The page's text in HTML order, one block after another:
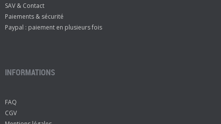
SAV & Contact
Paiements & sécurité
Paypal : paiement en plusieurs fois
INFORMATIONS
FAQ
CGV